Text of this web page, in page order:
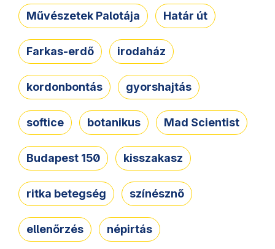
Művészetek Palotája Határ út
Farkas-erdő irodaház
kordonbontás gyorshajtás
softice botanikus Mad Scientist
Budapest 150 kisszakasz
ritka betegség színésznő
ellenőrzés népirtás